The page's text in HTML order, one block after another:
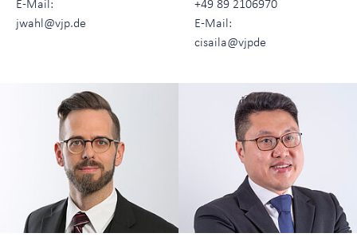
jwahl@vjp.de
E-Mail:
cisaila@vjpde